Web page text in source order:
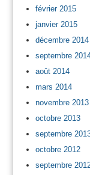
février 2015
janvier 2015
décembre 2014
septembre
août 2014
mars 2014
novembre 2013
octobre 2013
septembre
octobre 2012
septembre